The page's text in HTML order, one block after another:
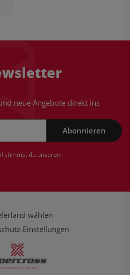
neue Angebote direkt ins
Abonnieren
stimmst du unseren
wählen
Einstellungen